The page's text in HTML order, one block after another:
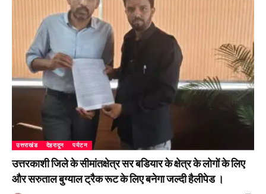
उत्तराखंड देहरादून पर्यटन
उत्तरकाशी जिले के सीमांतक्षेत्र सर बडियार के क्षेत्र के लोगों के लिए
और सरुताल बुग्याल ट्रैक रूट के लिए बनेगा जल्दी हैलीपेड ।